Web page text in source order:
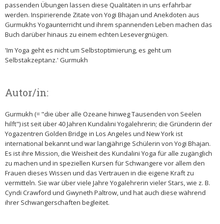
passenden Übungen lassen diese Qualitäten in uns erfahrbar
werden. Inspirierende Zitate von Yogi Bhajan und Anekdoten aus
Gurmukhs Yogaunterricht und ihrem spannenden Leben machen das
Buch darüber hinaus zu einem echten Lesevergnügen.
'Im Yoga geht es nicht um Selbstoptimierung, es geht um
Selbstakzeptanz.' Gurmukh
Autor/in:
Gurmukh (= "die über alle Ozeane hinweg Tausenden von Seelen
hilft") ist seit über 40 Jahren Kundalini Yogalehrerin; die Gründerin der
Yogazentren Golden Bridge in Los Angeles und New York ist
international bekannt und war langjährige Schülerin von Yogi Bhajan.
Es ist ihre Mission, die Weisheit des Kundalini Yoga für alle zugänglich
zu machen und in speziellen Kursen für Schwangere vor allem den
Frauen dieses Wissen und das Vertrauen in die eigene Kraft zu
vermitteln. Sie war über viele Jahre Yogalehrerin vieler Stars, wie z. B.
Cyndi Crawford und Gwyneth Paltrow, und hat auch diese während
ihrer Schwangerschaften begleitet.